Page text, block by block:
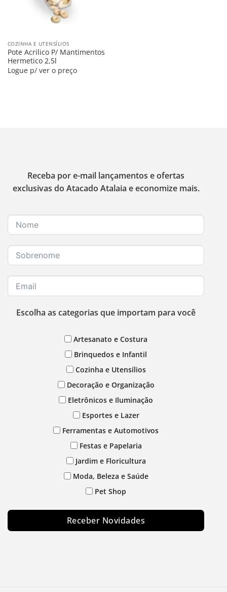
COZINHA E UTENSÍLIOS
Pote Acrilico P/ Mantimentos
Hermetico 2,5l
Logue p/ ver o preço
Receba por e-mail lançamentos e ofertas
exclusivas do Atacado Atalaia e economize mais.
Escolha as categorias que importam para você
Artesanato e Costura
Brinquedos e Infantil
Cozinha e Utensílios
Decoração e Organização
Eletrônicos e Iluminação
Esportes e Lazer
Ferramentas e Automotivos
Festas e Papelaria
Jardim e Floricultura
Moda, Beleza e Saúde
Pet Shop
Receber Novidades